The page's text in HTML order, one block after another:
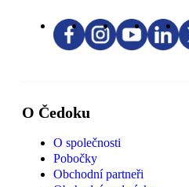
O Čedoku
O společnosti
Pobočky
Obchodní partneři